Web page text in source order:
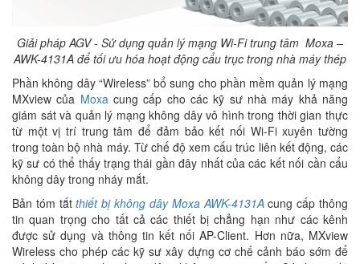
Giải pháp AGV - Sử dụng quản lý mạng Wi-Fi trung tâm Moxa –
AWK-4131A để tối ưu hóa hoạt động cẩu trục trong nhà máy thép
Phần không dây “Wireless” bổ sung cho phần mềm quản lý mạng
MXview của Moxacung cấp cho các kỹ sư nhà máy khả năng
giám sát và quản lý mạng không dây vô hình trong thời gian thực
từ một vị trí trung tâm để đảm bảo kết nối Wi-Fi xuyên tường
trong toàn bộ nhà máy. Từ chế độ xem cấu trúc liên kết động, các
kỹ sư có thể thấy trạng thái gần đây nhất của các kết nối cần cẩu
không dây trong nháy mắt.
Bản tóm tắtthiết bị không dây Moxa AWK-4131Acung cấp thông
tin quan trọng cho tất cả các thiết bị chẳng hạn như các kênh
được sử dụng và thông tin kết nối AP-Client. Hơn nữa, MXview
Wireless cho phép các kỹ sư xây dựng cơ chế cảnh báo sớm để